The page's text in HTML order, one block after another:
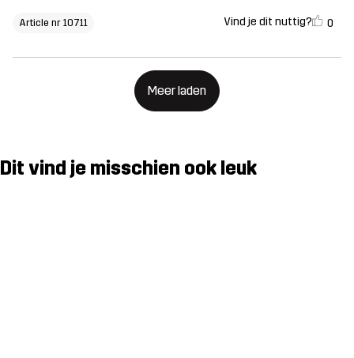
Article nr 10711 Vind je dit nuttig? 0
Meer laden
Dit vind je misschien ook leuk